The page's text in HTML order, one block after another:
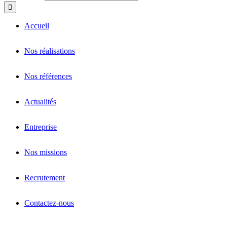
Accueil
Nos réalisations
Nos références
Actualités
Entreprise
Nos missions
Recrutement
Contactez-nous